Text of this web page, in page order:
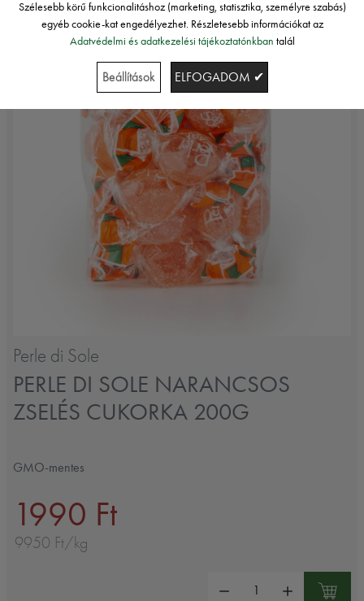
Perle di Sole
PERLE DI SOLE NARANCSOS
ZSELÉS CUKORKA 200G
GMO-mentes
1990 Ft
9950 Ft/kg
Szélesebb körű funkcionalitáshoz (marketing, statisztika, személyre szabás)
egyéb cookie-kat engedélyezhet. Részletesebb információkat az
Adatvédelmi és adatkezelési tájékoztatónkban talál
Beállítások ELFOGADOM ✔